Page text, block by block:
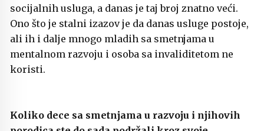
socijalnih usluga, a danas je taj broj znatno veći.
Ono što je stalni izazov je da danas usluge postoje,
ali ih i dalje mnogo mladih sa smetnjama u
mentalnom razvoju i osoba sa invaliditetom ne
koristi.
Koliko dece sa smetnjama u razvoju i njihovih